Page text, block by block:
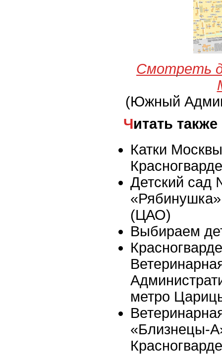
Смотреть
(Южный
Читать также
Катки
Детский сад
(ЦАО)
Выбираем
метро
«Близнецы-